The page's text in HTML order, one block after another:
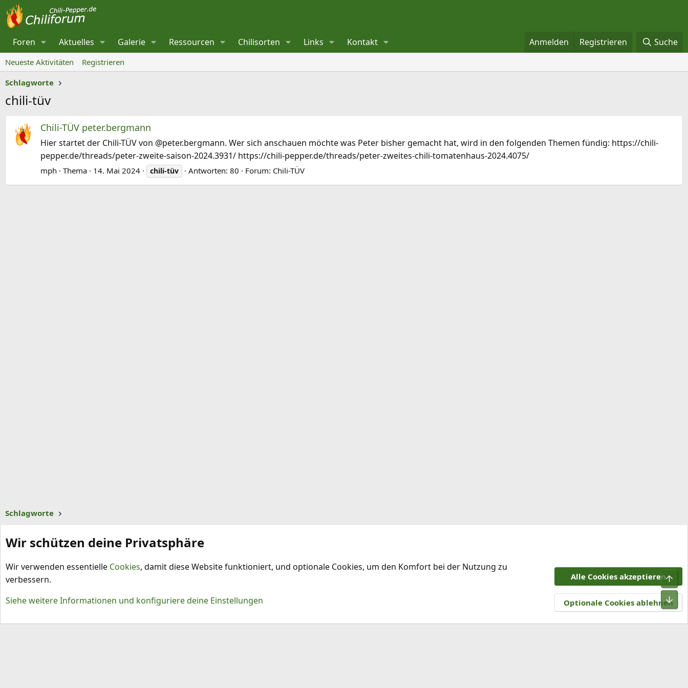
Foren Aktuelles Galerie Ressourcen Chilisorten Links Kontakt Anmelden Registrieren Suche
Neueste Aktivitäten
Registrieren
Schlagworte
chili-tüv
Chili-TÜV peter.bergmann
Hier startet der Chili-TÜV von @peter.bergmann. Wer sich anschauen möchte was Peter bisher gemacht hat, wird in den folgenden Themen fündig: https://chili-
pepper.de/threads/peter-zweite-saison-2024.3931/ https://chili-pepper.de/threads/peter-zweites-chili-tomatenhaus-2024.4075/
mph Thema 14. Mai 2024 chili-tüv Antworten: 80 Forum: Chili-TÜV
Schlagworte
Datenschutz Hilfe und Impressum
R
S
Wir schützen deine Privatsphäre
Wir verwenden essentielle Cookies, damit diese Website funktioniert, und optionale Cookies, um den Komfort bei der Nutzung zu
verbessern.
Siehe weitere Informationen und konfiguriere deine Einstellungen
Alle Cookies akzeptieren
Optionale Cookies ablehnen